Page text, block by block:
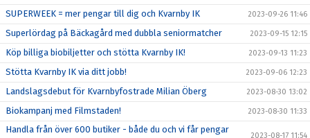
SUPERWEEK = mer pengar till dig och Kvarnby IK 2023-09-26 11:46
Superlördag på Bäckagård med dubbla seniormatcher 2023-09-15 12:15
Köp billiga biobiljetter och stötta Kvarnby IK! 2023-09-13 11:23
Stötta Kvarnby IK via ditt jobb! 2023-09-06 12:23
Landslagsdebut för Kvarnbyfostrade Milian Öberg 2023-08-30 13:02
Biokampanj med Filmstaden! 2023-08-30 11:33
Handla från över 600 butiker - både du och vi får pengar
2023-08-17 11:54